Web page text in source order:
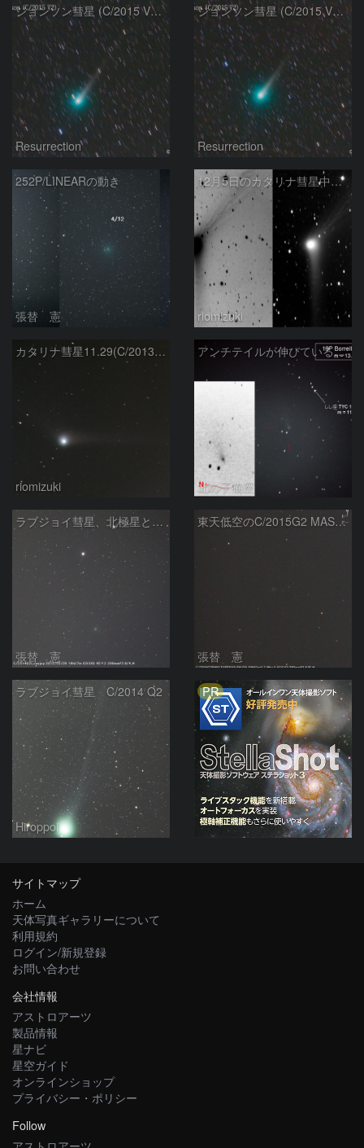
ジョンソン彗星 (C/2015 V2) 5/29
Resurrection
ジョンソン彗星 (C/2015 V2) 5/28 ②
Resurrection
252P/LINEARの動き
張替 憲
12月5日のカタリナ彗星中心部付近
riomizuki
カタリナ彗星11.29(C/2013 US10)
riomizuki
アンチテイルが伸びている? 19P ボレリー彗星
北の子猫座
ラブジョイ彗星、北極星と天の北極
張替 憲
東天低空のC/2015G2 MASTER彗星
張替 憲
ラブジョイ彗星 C/2014 Q2
Hiroppoi
PR
サイトマップ
ホーム
天体写真ギャラリーについて
利用規約
ログイン/新規登録
お問い合わせ
会社情報
アストロアーツ
製品情報
星ナビ
星空ガイド
オンラインショップ
プライバシー・ポリシー
Follow